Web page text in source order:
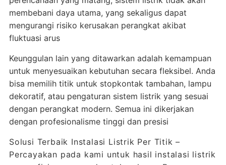
membebani daya utama, yang sekaligus dapat
mengurangi risiko kerusakan perangkat akibat
fluktuasi arus
Keunggulan lain yang ditawarkan adalah kemampuan
untuk menyesuaikan kebutuhan secara fleksibel. Anda
bisa memilih titik untuk stopkontak tambahan, lampu
dekoratif, atau pengaturan sistem listrik yang sesuai
dengan perangkat modern. Semua ini dikerjakan
dengan profesionalisme tinggi dan presisi
Solusi Terbaik Instalasi Listrik Per Titik –
Percayakan pada kami untuk hasil instalasi listrik